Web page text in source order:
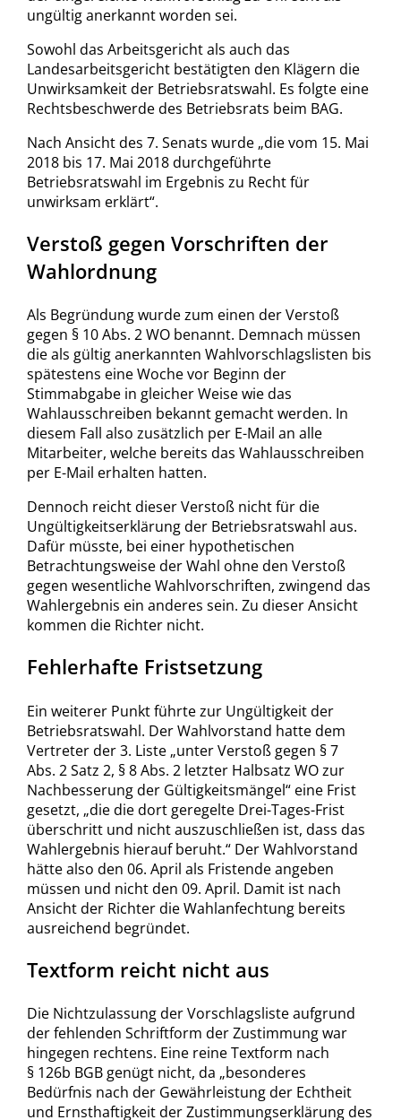
ungültig anerkannt worden sei.
Sowohl das Arbeitsgericht als auch das
Landesarbeitsgericht bestätigten den Klägern die
Unwirksamkeit der Betriebsratswahl. Es folgte eine
Rechtsbeschwerde des Betriebsrats beim BAG.
Nach Ansicht des 7. Senats wurde „die vom 15. Mai
2018 bis 17. Mai 2018 durchgeführte
Betriebsratswahl im Ergebnis zu Recht für
unwirksam erklärt“.
Verstoß gegen Vorschriften der
Wahlordnung
Als Begründung wurde zum einen der Verstoß
gegen § 10 Abs. 2 WO benannt. Demnach müssen
die als gültig anerkannten Wahlvorschlagslisten bis
spätestens eine Woche vor Beginn der
Stimmabgabe in gleicher Weise wie das
Wahlausschreiben bekannt gemacht werden. In
diesem Fall also zusätzlich per E-Mail an alle
Mitarbeiter, welche bereits das Wahlausschreiben
per E-Mail erhalten hatten.
Dennoch reicht dieser Verstoß nicht für die
Ungültigkeitserklärung der Betriebsratswahl aus.
Dafür müsste, bei einer hypothetischen
Betrachtungsweise der Wahl ohne den Verstoß
gegen wesentliche Wahlvorschriften, zwingend das
Wahlergebnis ein anderes sein. Zu dieser Ansicht
kommen die Richter nicht.
Fehlerhafte Fristsetzung
Ein weiterer Punkt führte zur Ungültigkeit der
Betriebsratswahl. Der Wahlvorstand hatte dem
Vertreter der 3. Liste „unter Verstoß gegen § 7
Abs. 2 Satz 2, § 8 Abs. 2 letzter Halbsatz WO zur
Nachbesserung der Gültigkeitsmängel“ eine Frist
gesetzt, „die die dort geregelte Drei-Tages-Frist
überschritt und nicht auszuschließen ist, dass das
Wahlergebnis hierauf beruht.“ Der Wahlvorstand
hätte also den 06. April als Fristende angeben
müssen und nicht den 09. April. Damit ist nach
Ansicht der Richter die Wahlanfechtung bereits
ausreichend begründet.
Textform reicht nicht aus
Die Nichtzulassung der Vorschlagsliste aufgrund
der fehlenden Schriftform der Zustimmung war
hingegen rechtens. Eine reine Textform nach
§ 126b BGB genügt nicht, da „besonderes
Bedürfnis nach der Gewährleistung der Echtheit
und Ernsthaftigkeit der Zustimmungserklärung des